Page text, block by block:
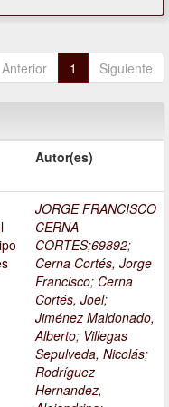
Anterior 1 Siguiente
Autor(es)
JORGE FRANCISCO
CERNA
CORTES;69892;
Cerna Cortés, Jorge
Francisco; Cerna
Cortés, Joel;
Jiménez Maldonado,
Alberto; Villegas
Sepulveda, Nicolás;
Rodríguez
Hernandez,